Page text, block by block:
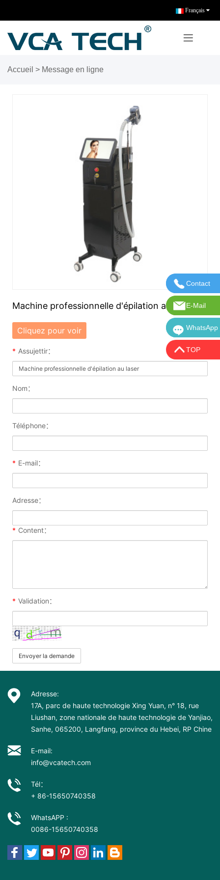
Français
Accueil > Message en ligne
Machine professionnelle d'épilation au laser
Cliquez pour voir
* Assujettir：
Nom：
Téléphone：
* E-mail：
Adresse：
* Content：
* Validation：
Envoyer la demande
Adresse:
17A, parc de haute technologie Xing Yuan, n° 18, rue
Liushan, zone nationale de haute technologie de Yanjiao,
Sanhe, 065200, Langfang, province du Hebei, RP Chine
E-mail:
info@vcatech.com
Tél：
+ 86-15650740358
WhatsAPP :
0086-15650740358
Contact
E-Mail
Courriel :
WhatsApp
TOP